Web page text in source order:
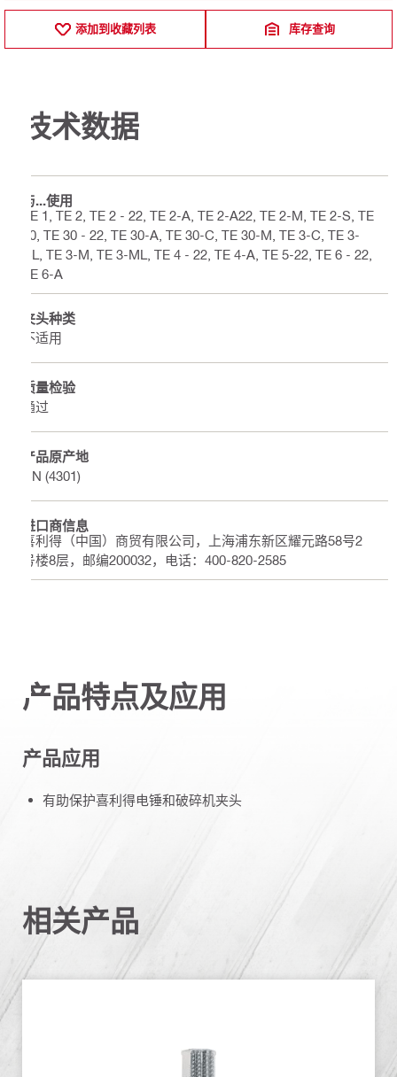
添加到收藏列表 库存查询
技术数据
与...使用
TE 1, TE 2, TE 2 - 22, TE 2-A, TE 2-A22, TE 2-M, TE 2-S, TE
30, TE 30 - 22, TE 30-A, TE 30-C, TE 30-M, TE 3-C, TE 3-
CL, TE 3-M, TE 3-ML, TE 4 - 22, TE 4-A, TE 5-22, TE 6 - 22,
TE 6-A
夹头种类
不适用
质量检验
通过
产品原产地
CN (4301)
进口商信息
喜利得（中国）商贸有限公司，上海浦东新区耀元路58号2
号楼8层，邮编200032，电话：400-820-2585
产品特点及应用
产品应用
有助保护喜利得电锤和破碎机夹头
相关产品